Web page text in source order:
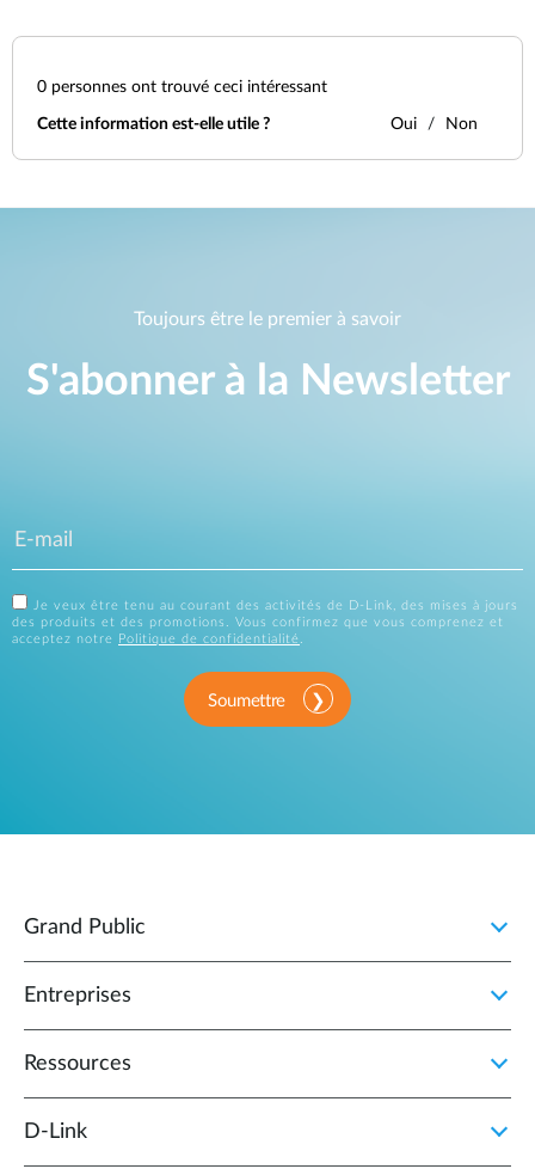
0 personnes ont trouvé ceci intéressant
Cette information est-elle utile ? Oui Non
Toujours être le premier à savoir
S'abonner à la Newsletter
Je veux être tenu au courant des activités de D-Link, des mises à jours
des produits et des promotions. Vous confirmez que vous comprenez et
acceptez notre
Politique de confidentialité.
Soumettre
Grand Public
Entreprises
Ressources
D‑Link